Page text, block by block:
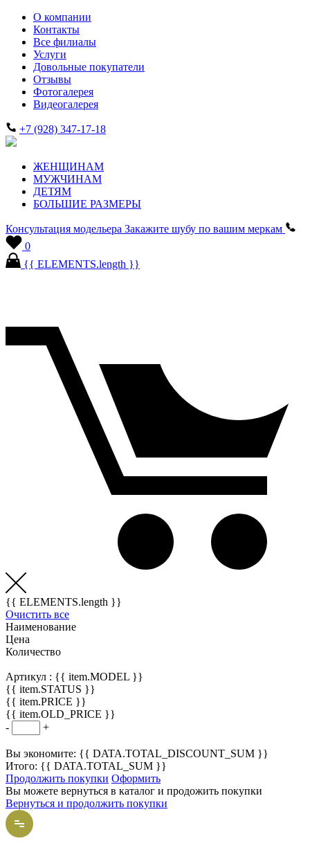
О компании
Контакты
Все филиалы
Услуги
Довольные покупатели
Отзывы
Фотогалерея
Видеогалерея
+7 (928) 347-17-18
ЖЕНЩИНАМ
МУЖЧИНАМ
ДЕТЯМ
БОЛЬШИЕ РАЗМЕРЫ
Консультация модельера Закажите шубу по вашим меркам
0
{{ ELEMENTS.length }}
{{ ELEMENTS.length }}
Очистить все
Наименование
Цена
Количество
Артикул : {{ item.MODEL }}
{{ item.STATUS }}
{{ item.PRICE }}
{{ item.OLD_PRICE }}
-
+
Вы экономите: {{ DATA.TOTAL_DISCOUNT_SUM }}
Итого: {{ DATA.TOTAL_SUM }}
Продолжить покупки Оформить
Вы можете вернуться в каталог и продожить покупки
Вернуться и продолжить покупки